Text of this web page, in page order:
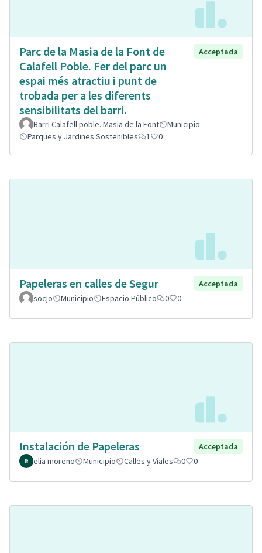
Parc de la Masia de la Font de
Calafell Poble. Fer del parc un
espai més atractiu i punt de
trobada per a les diferents
sensibilitats del barri.
Acceptada
Barri Calafell poble. Masia de la Font
Municipio
Parques y Jardines Sostenibles
1 0
Papeleras en calles de Segur
Acceptada
socjo
Municipio Espacio Público 0 0
Instalación de Papeleras
Acceptada
elia moreno
Municipio Calles y Viales 0 0